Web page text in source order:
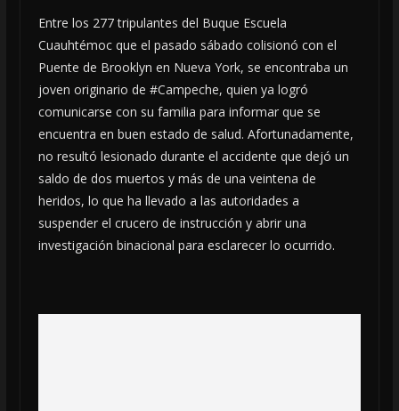
Entre los 277 tripulantes del Buque Escuela
Cuauhtémoc que el pasado sábado colisionó con el
Puente de Brooklyn en Nueva York, se encontraba un
joven originario de #Campeche, quien ya logró
comunicarse con su familia para informar que se
encuentra en buen estado de salud. Afortunadamente,
no resultó lesionado durante el accidente que dejó un
saldo de dos muertos y más de una veintena de
heridos, lo que ha llevado a las autoridades a
suspender el crucero de instrucción y abrir una
investigación binacional para esclarecer lo ocurrido.